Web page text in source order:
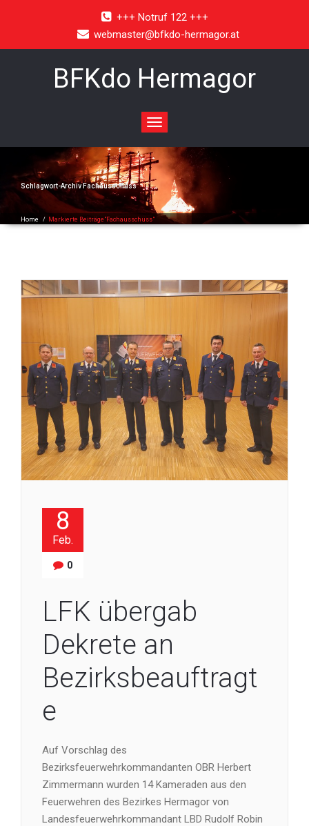
+++ Notruf 122 +++
webmaster@bfkdo-hermagor.at
BFKdo Hermagor
Toggle
navigation
Schlagwort-ArchivFachausschuss
Home / Markierte Beiträge"Fachausschuss"
8
Feb.
0
LFK übergab
Dekrete an
Bezirksbeauftragt
e
Auf Vorschlag des
Bezirksfeuerwehrkommandanten OBR Herbert
Zimmermann wurden 14 Kameraden aus den
Feuerwehren des Bezirkes Hermagor von
Landesfeuerwehrkommandant LBD Rudolf Robin